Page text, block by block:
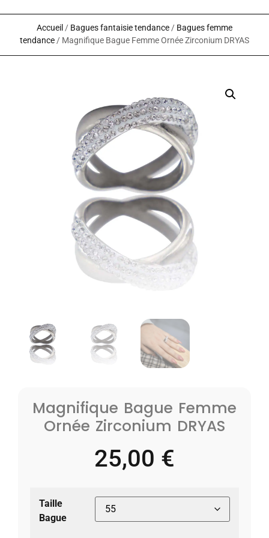
Accueil / Bagues fantaisie tendance / Bagues femme
tendance / Magnifique Bague Femme Ornée Zirconium DRYAS
Magnifique Bague Femme
Ornée Zirconium DRYAS
25,00 €
Taille
Bague